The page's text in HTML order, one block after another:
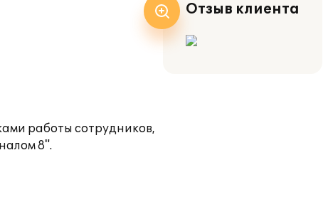
работы сотрудников,
8".
Отзыв клиента